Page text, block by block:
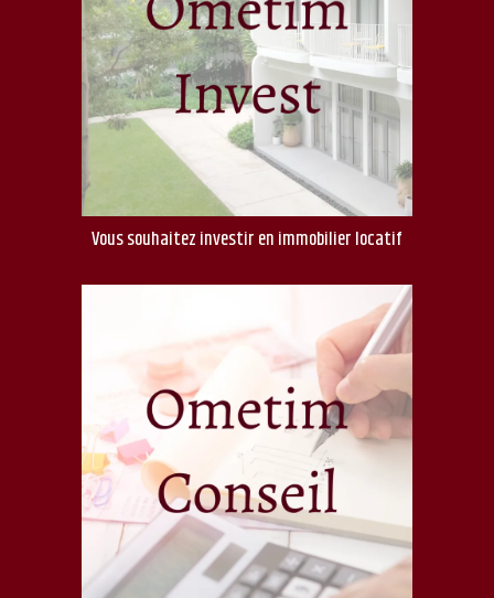
Vous souhaitez investir en immobilier locatif